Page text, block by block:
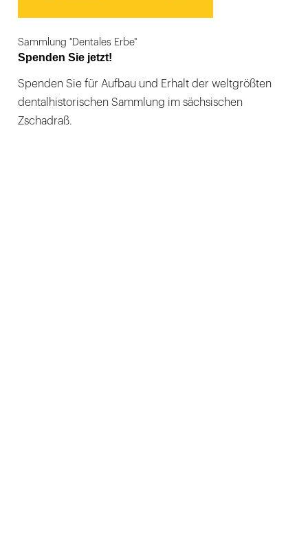
Sammlung "Dentales Erbe"
Spenden Sie jetzt!
Spenden Sie für Aufbau und Erhalt der weltgrößten
dentalhistorischen Sammlung im sächsischen
Zschadraß.